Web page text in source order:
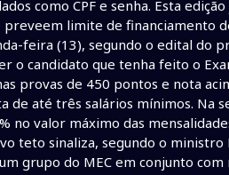
como CPF e senha. Esta
limite de financiamento
feira (13), segundo o edital do
o candidato que tenha feito o
provas de 450 pontos e nota
até três salários mínimos. Na
no valor máximo das
teto sinaliza, segundo o
grupo do MEC em conjunto